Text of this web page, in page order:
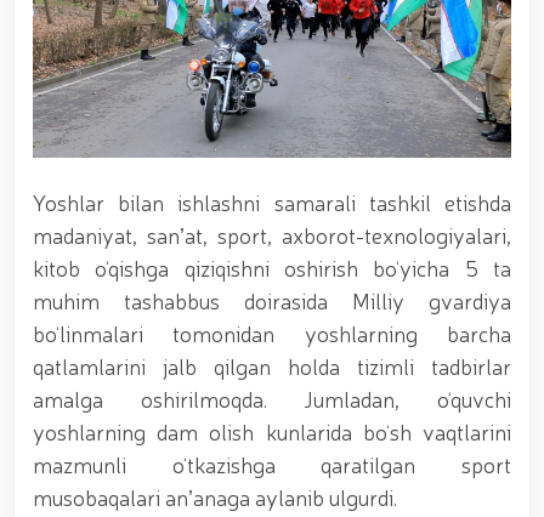
xizmat itlari ko‘rgazmasi tashkil etildi. // “Dog
biatloni” bellashuvining 6-respublika idoralararo
musobaqasi g'oliblari aniqlandi. // O‘zbekistonning
harbiy salohiyatini mustahkamlash: islohotlar va
ustuvor vazifalar.// Milliy gvardiya qo‘mondoni
Jamoat xavfsizligi universiteti bitiruvchi kursantlari
bilan uchrashdi.// 9-may — Xotira va qadrlash kuni
tomonidan poytaxtimizda istiqomat qiluvchi Ikkinchi
jahon urushi qatnashchilari va faxriylari holidan xabar
olindi. // “Uyg‘oq xotira” nomli teatrlashtirilgan
musiqiy konsert dasturi namoyish qilindi.// “Uch
avlod uchrashuvi” hamda “Bizning qahramonlar”
kitobining taqdimotiga bag‘ishlangan tadbir tashkil
etildi.// “Men G‘olib Run” yugurish musobaqasida
gvardiyachilar faxrli o'rinlarni egallashdi.//
Hamkorlikdagi profilaktik tadbirlar davom
ettirilmoqda. Xavfsiz muhitni ta’minlashga
qaratilgan chora-tadbirlar Milliy gvardiya
qo‘mondoni general-polkovnik B. Tashmatov
rahbarligida Yunusobod tumanida amalga oshirildi //
Yoshlar bilan ishlashni samarali tashkil etishda
madaniyat, sanʼat, sport, axborot-texnologiyalari,
kitob o‘qishga qiziqishni oshirish bo‘yicha 5 ta
muhim tashabbus doirasida Milliy gvardiya
bo‘linmalari tomonidan yoshlarning barcha
qatlamlarini jalb qilgan holda tizimli tadbirlar
amalga oshirilmoqda. Jumladan, o‘quvchi
yoshlarning dam olish kunlarida bo‘sh vaqtlarini
mazmunli o‘tkazishga qaratilgan sport
musobaqalari anʼanaga aylanib ulgurdi.